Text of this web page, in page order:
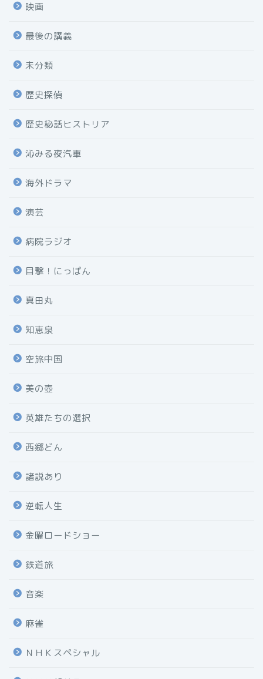
映画
最後の講義
未分類
歴史探偵
歴史秘話ヒストリア
沁みる夜汽車
海外ドラマ
演芸
病院ラジオ
目撃！にっぽん
真田丸
知恵泉
空旅中国
美の壺
英雄たちの選択
西郷どん
諸説あり
逆転人生
金曜ロードショー
鉄道旅
音楽
麻雀
ＮＨＫスペシャル